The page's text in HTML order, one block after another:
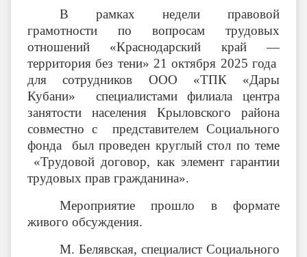
В рамках недели правовой
грамотности по вопросам трудовых
отношений «Краснодарский край —
территория без тени» 21 октября 2025 года
для сотрудников ООО «ТПК «Дары
Кубани» специалистами филиала центра
занятости населения Крыловского района
совместно с представителем Социального
фонда был проведен круглый стол по теме
«Трудовой договор, как элемент гарантии
трудовых прав гражданина».
Мероприятие прошло в формате
живого обсуждения.
М. Белявская, специалист Социального